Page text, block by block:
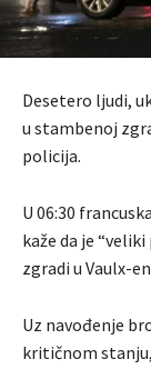
Desetero ljudi,
u stambenoj
policija.
U 06:30
kaže da je
zgradi u Vaulx-
Uz navođenje
kritičnom